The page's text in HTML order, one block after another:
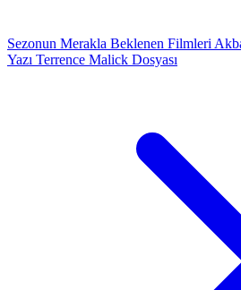
Sezonun Merakla Beklenen Filmleri
Yazı Terrence Malick Dosyası